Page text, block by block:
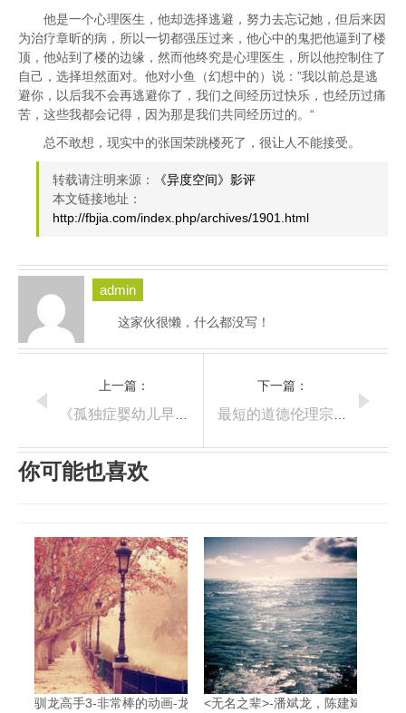
他是一个心理医生，他却选择逃避，努力去忘记她，但后来因
为治疗章昕的病，所以一切都强压过来，他心中的鬼把他逼到了楼
顶，他站到了楼的边缘，然而他终究是心理医生，所以他控制住了
自己，选择坦然面对。他对小鱼（幻想中的）说：”我以前总是逃
避你，以后我不会再逃避你了，我们之间经历过快乐，也经历过痛
苦，这些我都会记得，因为那是我们共同经历过的。“
总不敢想，现实中的张国荣跳楼死了，很让人不能接受。
转载请注明来源：
《异度空间》影评
本文链接地址：
http://fbjia.com/index.php/archives/1901.html
admin
这家伙很懒，什么都没写！
上一篇：
下一篇：
你可能也喜欢
驯龙高手3-非常棒的动画-龙的归属<无名之辈>-潘斌龙，陈建斌-小人